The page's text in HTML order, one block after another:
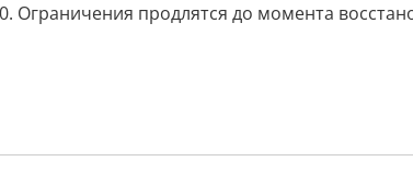
Ограничения продлятся до момента